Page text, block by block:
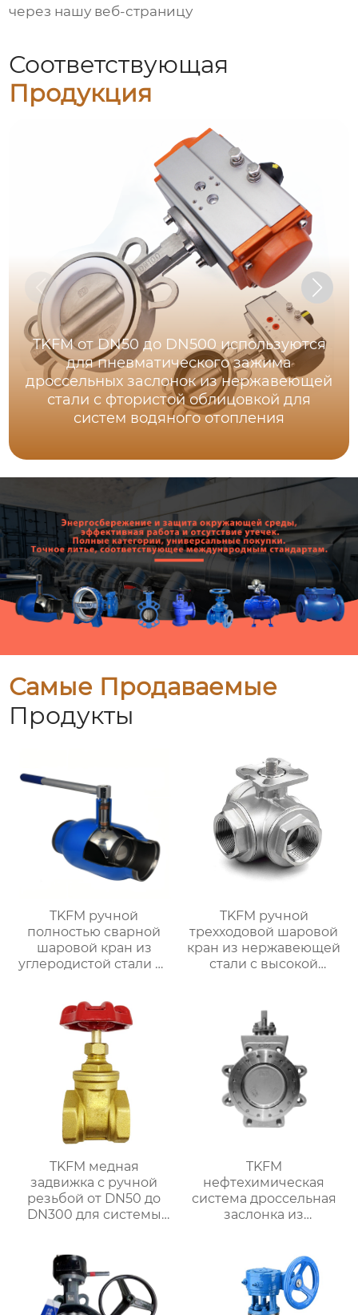
через нашу веб-страницу
Соответствующая
Продукция
TKFM от DN50 до DN500 используются
для пневматического зажима
дроссельных заслонок из нержавеющей
стали с фтористой облицовкой для
систем водяного отопления
Самые Продаваемые
Продукты
TKFM ручной
полностью сварной
шаровой кран из
углеродистой стали от
отопления
TKFM ручной
трехходовой шаровой
кран из нержавеющей
стали с высокой
нефтехимических
систем
TKFM медная
задвижка с ручной
резьбой от DN50 до
DN300 для системы
TKFM
нефтехимическая
система дроссельная
заслонка из
эксцентриковыми
выступами